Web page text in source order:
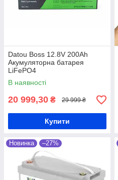
Datou Boss 12.8V 200Ah
Акумуляторна батарея
LiFePO4
В наявності
20 999,30 ₴ 29 999 ₴
Купити
Новинка –27%